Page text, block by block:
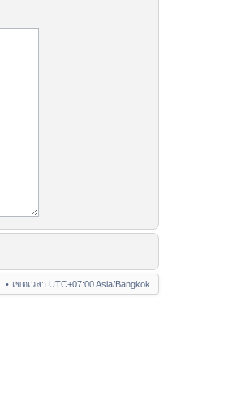
เขตเวลา UTC+07:00 Asia/Bangkok